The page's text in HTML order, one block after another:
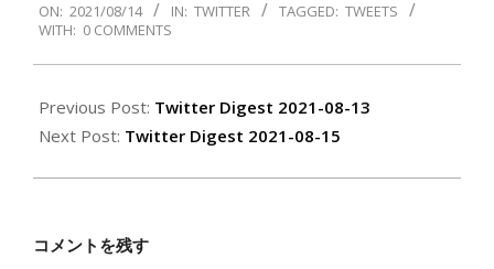
08-
ON: 2021/08/14 IN: TWITTER TAGGED: TWEETS
WITH: 0 COMMENTS
Previous Post: Twitter Digest 2021-08-13
Next Post: Twitter Digest 2021-08-15
コメントを残す